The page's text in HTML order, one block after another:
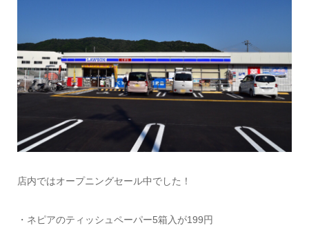
店内ではオープニングセール中でした！
・ネピアのティッシュペーパー5箱入が199円